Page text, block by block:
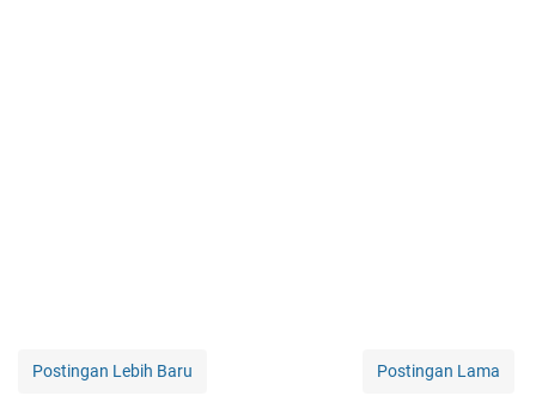
Postingan Lebih Baru Postingan Lama